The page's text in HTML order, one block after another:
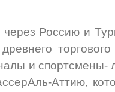
Россию и
и спортсмены-
Аттию,